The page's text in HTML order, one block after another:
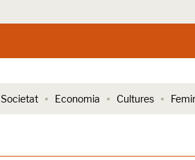
Societat Economia Cultures